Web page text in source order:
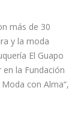
más de 30
y la moda
El Guapo
la Fundación
con Alma“,